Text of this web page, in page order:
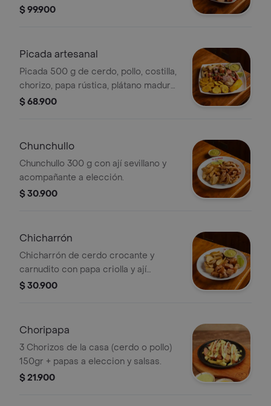
chorizo, moneditas de plátano y papa
$ 99.900
Picada artesanal
Picada 500 g de cerdo, pollo, costilla,
chorizo, papa rústica, plátano maduro
y moneditas de plátano.
$ 68.900
Chunchullo
Chunchullo 300 g con ají sevillano y
acompañante a elección.
$ 30.900
Chicharrón
Chicharrón de cerdo crocante y
carnudito con papa criolla y ají
sevillano.
$ 30.900
Choripapa
3 Chorizos de la casa (cerdo o pollo)
150gr + papas a eleccion y salsas.
$ 21.900